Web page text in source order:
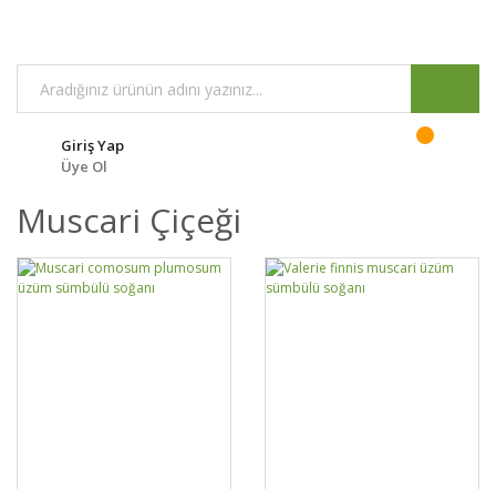
Giriş Yap
Üye Ol
Muscari Çiçeği